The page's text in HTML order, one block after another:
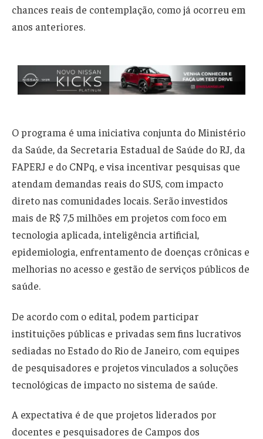
chances reais de contemplação, como já ocorreu em
anos anteriores.
O programa é uma iniciativa conjunta do Ministério
da Saúde, da Secretaria Estadual de Saúde do RJ, da
FAPERJ e do CNPq, e visa incentivar pesquisas que
atendam demandas reais do SUS, com impacto
direto nas comunidades locais. Serão investidos
mais de R$ 7,5 milhões em projetos com foco em
tecnologia aplicada, inteligência artificial,
epidemiologia, enfrentamento de doenças crônicas e
melhorias no acesso e gestão de serviços públicos de
saúde.
De acordo com o edital, podem participar
instituições públicas e privadas sem fins lucrativos
sediadas no Estado do Rio de Janeiro, com equipes
de pesquisadores e projetos vinculados a soluções
tecnológicas de impacto no sistema de saúde.
A expectativa é de que projetos liderados por
docentes e pesquisadores de Campos dos